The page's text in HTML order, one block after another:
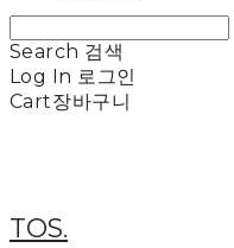
Search 검색
Log In 로그인
Cart장바구니
TOS.